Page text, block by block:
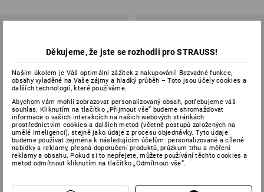
Děkujeme, že jste se rozhodli pro STRAUSS!
Naším úkolem je Váš optimální zážitek z nakupování! Bezvadné funkce,
obsahy vyladěné na Vaše zájmy a hladký průběh – Toto jsou účely cookies a
dalších technologií, které používáme.
Abychom vám mohli zobrazovat personalizovaný obsah, potřebujeme váš
souhlas. Kliknutím na tlačítko „Přijmout vše“ budeme shromažďovat
informace o vašich interakcích na našich webových stránkách
prostřednictvím cookies a dalších metod (včetně postupů založených na
umělé inteligenci), stejně jako údaje z procesu objednávky. Tyto údaje
budeme používat zejména k následujícím účelům: personalizované a cílené
nabídky a reklamy, přesná doporučení produktů, průzkum trhu a měření
reklamy a obsahu. Pokud si to nepřejete, můžete používání těchto cookies a
metod odmítnout kliknutím na tlačítko „Odmítnout vše“.